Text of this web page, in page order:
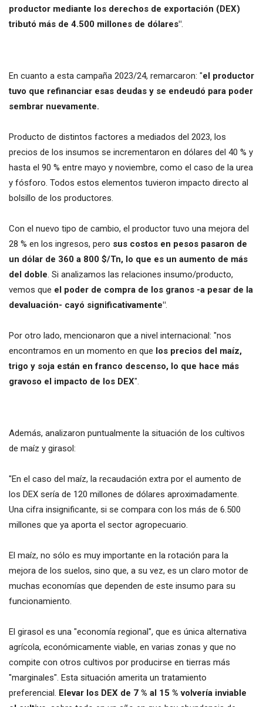
productor mediante los derechos de exportación (DEX)
tributó más de 4.500 millones de dólares".
En cuanto a esta campaña 2023/24, remarcaron: "el productor
tuvo que refinanciar esas deudas y se endeudó para poder
sembrar nuevamente.
Producto de distintos factores a mediados del 2023, los
precios de los insumos se incrementaron en dólares del 40 % y
hasta el 90 % entre mayo y noviembre, como el caso de la urea
y fósforo. Todos estos elementos tuvieron impacto directo al
bolsillo de los productores.
Con el nuevo tipo de cambio, el productor tuvo una mejora del
28 % en los ingresos, pero sus costos en pesos pasaron de
un dólar de 360 a 800 $/Tn, lo que es un aumento de más
del doble. Si analizamos las relaciones insumo/producto,
vemos que el poder de compra de los granos -a pesar de la
devaluación- cayó significativamente".
Por otro lado, mencionaron que a nivel internacional: "nos
encontramos en un momento en que los precios del maíz,
trigo y soja están en franco descenso, lo que hace más
gravoso el impacto de los DEX".
Además, analizaron puntualmente la situación de los cultivos
de maíz y girasol:
"En el caso del maíz, la recaudación extra por el aumento de
los DEX sería de 120 millones de dólares aproximadamente.
Una cifra insignificante, si se compara con los más de 6.500
millones que ya aporta el sector agropecuario.
El maíz, no sólo es muy importante en la rotación para la
mejora de los suelos, sino que, a su vez, es un claro motor de
muchas economías que dependen de este insumo para su
funcionamiento.
El girasol es una "economía regional", que es única alternativa
agrícola, económicamente viable, en varias zonas y que no
compite con otros cultivos por producirse en tierras más
"marginales". Esta situación amerita un tratamiento
preferencial. Elevar los DEX de 7 % al 15 % volvería inviable